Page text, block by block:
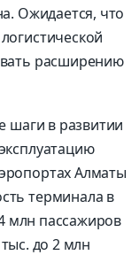
Ожидается, что
расширению
шаги в развитии
Алматы
терминала в
млн пассажиров
до 2 млн